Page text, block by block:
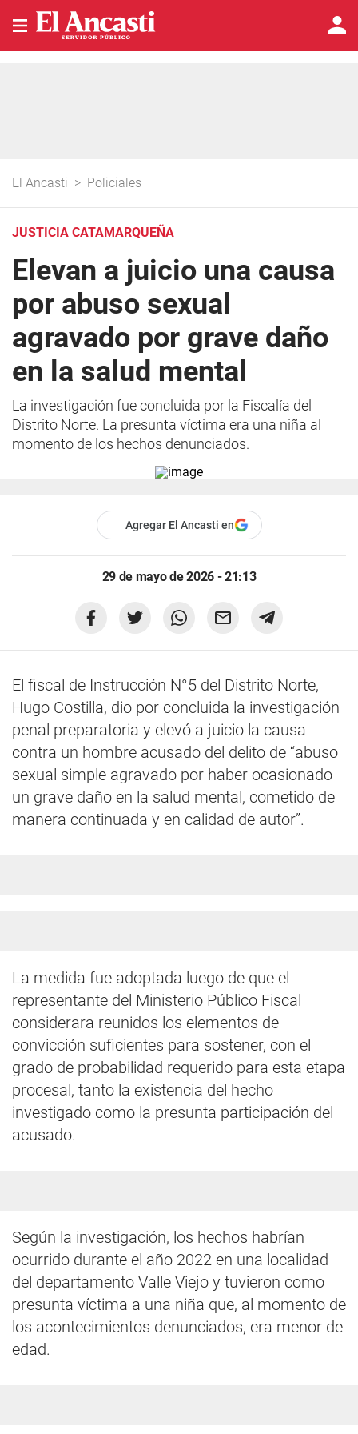
El Ancasti > Policiales
JUSTICIA CATAMARQUEÑA
Elevan a juicio una causa
por abuso sexual
agravado por grave daño
en la salud mental
La investigación fue concluida por la Fiscalía del
Distrito Norte. La presunta víctima era una niña al
momento de los hechos denunciados.
Agregar El Ancasti en
29 de mayo de 2026 - 21:13
El fiscal de Instrucción N°5 del Distrito Norte,
Hugo Costilla, dio por concluida la investigación
penal preparatoria y elevó a juicio la causa
contra un hombre acusado del delito de “abuso
sexual simple agravado por haber ocasionado
un grave daño en la salud mental, cometido de
manera continuada y en calidad de autor”.
La medida fue adoptada luego de que el
representante del Ministerio Público Fiscal
considerara reunidos los elementos de
convicción suficientes para sostener, con el
grado de probabilidad requerido para esta etapa
procesal, tanto la existencia del hecho
investigado como la presunta participación del
acusado.
Según la investigación, los hechos habrían
ocurrido durante el año 2022 en una localidad
del departamento Valle Viejo y tuvieron como
presunta víctima a una niña que, al momento de
los acontecimientos denunciados, era menor de
edad.